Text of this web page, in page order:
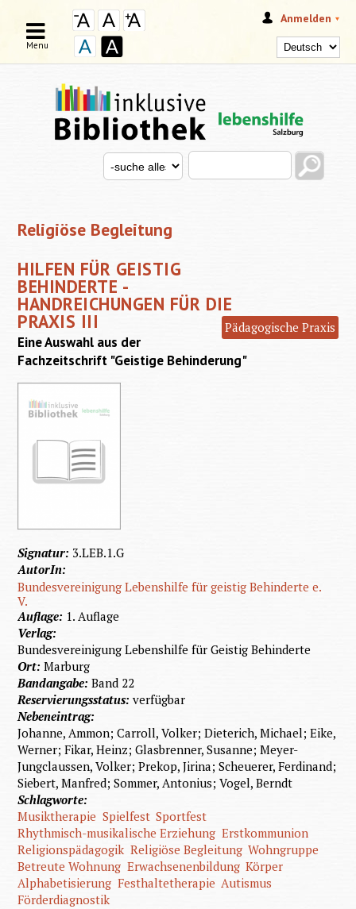
Anmelden
SUCHFORMULAR
Search this site
Search for
Menu
Religiöse Begleitung
HILFEN FÜR GEISTIG
BEHINDERTE -
HANDREICHUNGEN FÜR DIE
PRAXIS III Pädagogische Praxis
Eine Auswahl aus der
Fachzeitschrift "Geistige Behinderung"
Signatur: 3.LEB.1.G
AutorIn:
Bundesvereinigung Lebenshilfe für geistig Behinderte e.
V.
Auflage: 1. Auflage
Verlag:
Bundesvereinigung Lebenshilfe für Geistig Behinderte
Ort:Marburg
Bandangabe:Band 22
Reservierungsstatus:verfügbar
Nebeneintrag:
Johanne, Ammon; Carroll, Volker; Dieterich, Michael; Eike,
Werner; Fikar, Heinz; Glasbrenner, Susanne; Meyer-
Jungclaussen, Volker; Prekop, Jirina; Scheuerer, Ferdinand;
Siebert, Manfred; Sommer, Antonius; Vogel, Berndt
Schlagworte:
Musiktherapie Spielfest Sportfest
Rhythmisch-musikalische Erziehung Erstkommunion
Religionspädagogik Religiöse Begleitung Wohngruppe
Betreute Wohnung Erwachsenenbildung Körper
Alphabetisierung Festhaltetherapie Autismus
Förderdiagnostik